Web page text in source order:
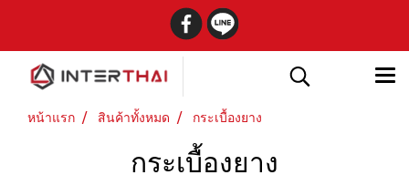
หน้าแรก สินค้าทั้งหมด กระเบื้องยาง
กระเบื้องยาง